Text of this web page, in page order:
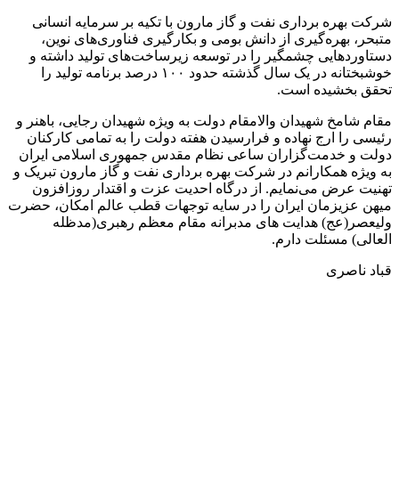
شرکت بهره برداری نفت و گاز مارون با تکیه بر سرمایه انسانی
متبحر، بهره‌گیری از دانش بومی و بکارگیری فناوری‌های نوین،
دستاوردهایی چشمگیر را در توسعه زیرساخت‌های تولید داشته و
خوشبختانه در یک سال گذشته حدود ۱۰۰ درصد برنامه تولید را
تحقق بخشیده است.
مقام شامخ شهیدان والامقام دولت به ویژه شهیدان رجایی، باهنر و
رئیسی را ارج نهاده و فرارسیدن هفته دولت را به تمامی کارکنان
دولت و خدمت‌گزاران ساعی نظام مقدس جمهوری اسلامی ایران
به ویژه همکارانم در شرکت بهره برداری نفت و گاز مارون تبریک و
تهنیت عرض می‌نمایم. از درگاه احدیت عزت و اقتدار روزافزون
میهن عزیزمان ایران را در سایه توجهات قطب عالم امکان، حضرت
ولیعصر (عج) هدایت های مدبرانه مقام معظم رهبری(مدظله
العالی) مسئلت دارم.
قباد ناصری